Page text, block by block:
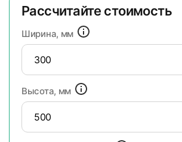
Рассчитайте стоимость
Ширина, мм
Высота, мм